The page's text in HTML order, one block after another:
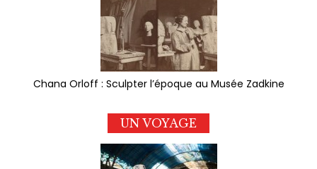
Chana Orloff : Sculpter l’époque au Musée Zadkine
UN VOYAGE